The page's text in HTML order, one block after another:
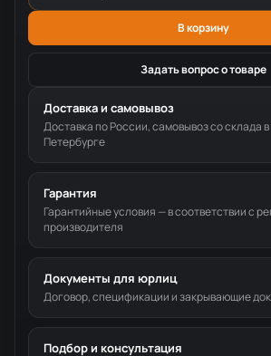
В корзину
Задать вопрос о товаре
Доставка и самовывоз
Доставка по России, самовывоз со склада
Петербурге
Гарантия
Гарантийные условия — в соответствии с
производителя
Документы для юрлиц
Договор, спецификации и закрывающие
Подбор и консультация